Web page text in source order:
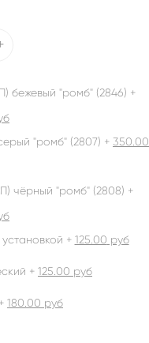
бежевый "ромб" (2846) +
"ромб" (2807) + 350.00
чёрный "ромб" (2808) +
+ 125.00 руб
+ 125.00 руб
180.00 руб